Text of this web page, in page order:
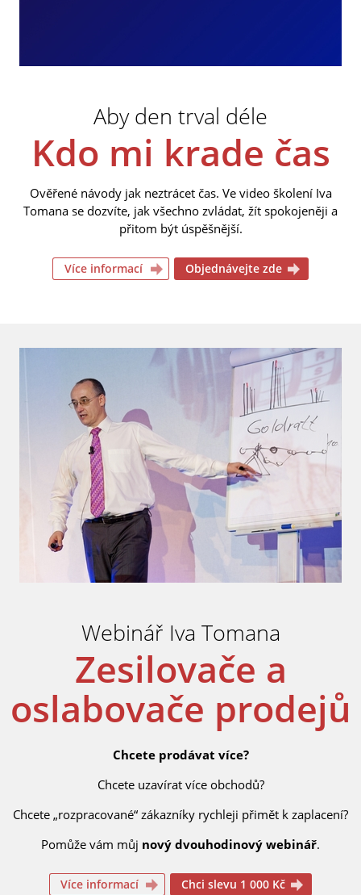
Aby den trval déle
Kdo mi krade čas
Ověřené návody jak neztrácet čas. Ve video školení Iva
Tomana se dozvíte, jak všechno zvládat, žít spokojeněji a
přitom být úspěšnější.
Více informací Objednávejte zde
Webinář Iva Tomana
Zesilovače a
oslabovače prodejů
Chcete prodávat více?
Chcete uzavírat více obchodů?
Chcete „rozpracované“ zákazníky rychleji přimět k zaplacení?
Pomůže vám můj nový dvouhodinový webinář.
Více informací Chci slevu 1 000 Kč